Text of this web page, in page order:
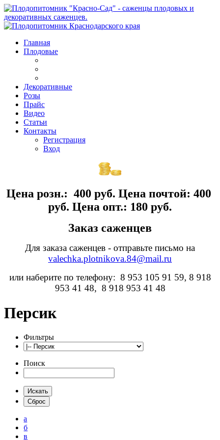
Главная
Плодовые
Декоративные
Розы
Прайс
Видео
Статьи
Контакты
Регистрация
Вход
Цена розн.: 400 руб. Цена почтой: 400
руб. Цена опт.: 180 руб.
Заказ саженцев
Для заказа саженцев - отправьте письмо на
valechka.plotnikova.84@mail.ru
или наберите по телефону: 8 953 105 91 59, 8 918
953 41 48, 8 918 953 41 48
Персик
Фильтры
Поиск
а
б
в